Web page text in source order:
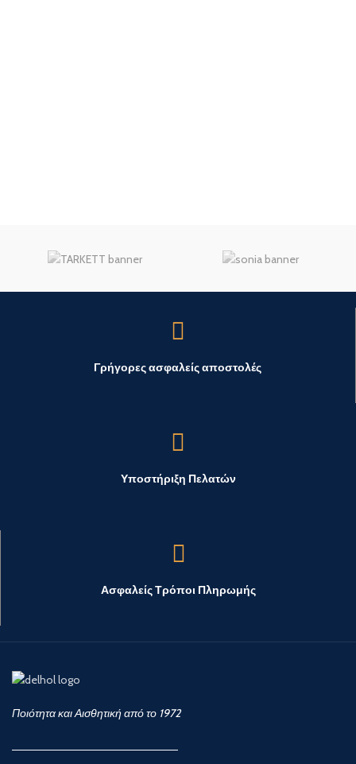
Γρήγορες ασφαλείς αποστολές
Υποστήριξη Πελατών
Ασφαλείς Τρόποι Πληρωμής
Ποιότητα και Αισθητική από το 1972